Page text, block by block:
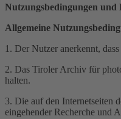
Nutzungsbedingungen und
Allgemeine
1. Der Nutzer anerkennt,
2. Das Tiroler Archiv für
halten.
3. Die auf den Internetseiten
eingehender Recherche und